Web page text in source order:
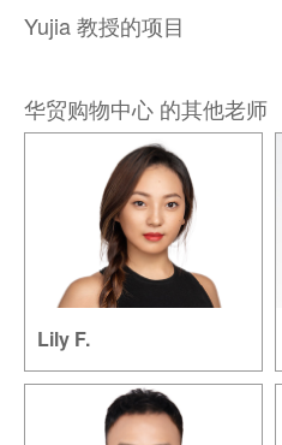
Yujia 教授的项目
华贸购物中心 的其他老师
Lily F.